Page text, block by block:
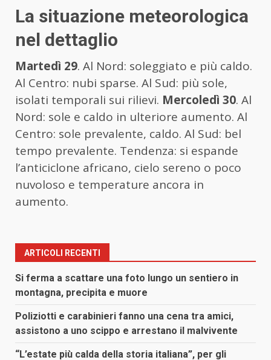
La situazione meteorologica
nel dettaglio
Martedì 29. Al Nord: soleggiato e più caldo.
Al Centro: nubi sparse. Al Sud: più sole,
isolati temporali sui rilievi. Mercoledì 30. Al
Nord: sole e caldo in ulteriore aumento. Al
Centro: sole prevalente, caldo. Al Sud: bel
tempo prevalente. Tendenza: si espande
l’anticiclone africano, cielo sereno o poco
nuvoloso e temperature ancora in
aumento.
ARTICOLI RECENTI
Si ferma a scattare una foto lungo un sentiero in
montagna, precipita e muore
Poliziotti e carabinieri fanno una cena tra amici,
assistono a uno scippo e arrestano il malvivente
“L’estate più calda della storia italiana”, per gli